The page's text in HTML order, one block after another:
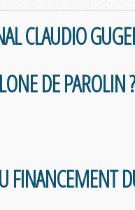
CLAUDIO
DE PAROLIN ?
FINANCEMENT